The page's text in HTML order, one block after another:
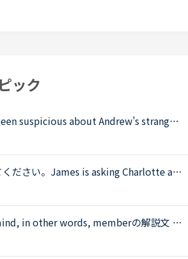
ック
suspicious about Andrew's strange b
are still going to that farm. You wer
ださい。James is asking Charlotte ab
birthday?Charlotte It was last
in other words, memberの解説文 下
&quot;remember&quot; and &quot;r